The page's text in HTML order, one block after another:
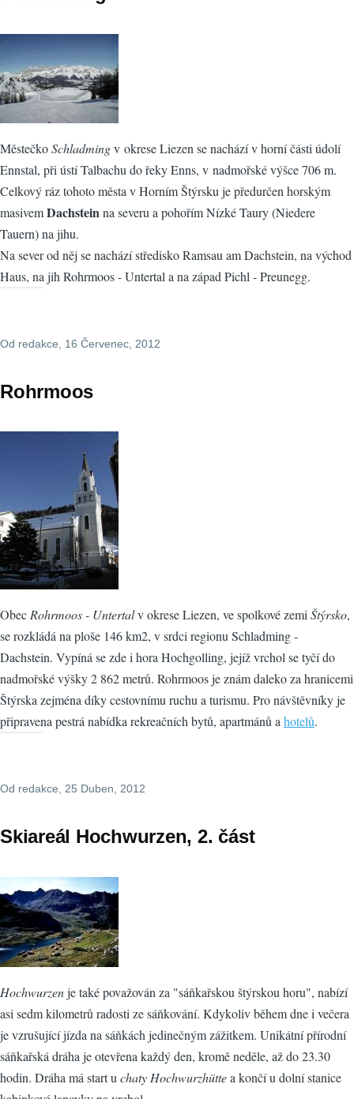
MěstečkoSchladmingv okrese Liezen se nachází v horní části údolí
Ennstal, při ústí Talbachu do řeky Enns, v nadmořské výšce 706 m.
Celkový ráz tohoto města v Horním Štýrsku je předurčen horským
masivemDachsteinna severu a pohořím Nízké Taury (Niedere
Tauern) na jihu.
Na sever od něj se nachází středisko Ramsau am Dachstein, na východ
Haus, na jih Rohrmoos - Untertal a na západ Pichl - Preunegg.
Od redakce , 16 Červenec, 2012
Rohrmoos
ObecRohrmoos - Untertalv okrese Liezen, ve spolkové zemiŠtýrsko,
se rozkládá na ploše 146 km2, v srdci regionu Schladming -
Dachstein. Vypíná se zde i hora Hochgolling, jejíž vrchol se tyčí do
nadmořské výšky 2 862 metrů. Rohrmoos je znám daleko za hranicemi
Štýrska zejména díky cestovnímu ruchu a turismu. Pro návštěvníky je
připravena pestrá nabídka rekreačních bytů, apartmánů ahotelů.
Od redakce, 25 Duben, 2012
Skiareál Hochwurzen, 2. část
Hochwurzenje také považován za "sáňkařskou štýrskou horu", nabízí
asi sedm kilometrů radosti ze sáňkování. Kdykoliv během dne i večera
je vzrušující jízda na sáňkách jedinečným zážitkem. Unikátní přírodní
sáňkařská dráha je otevřena každý den, kromě neděle, až do 23.30
hodin. Dráha má start uchaty Hochwurzhüttea končí u dolní stanice